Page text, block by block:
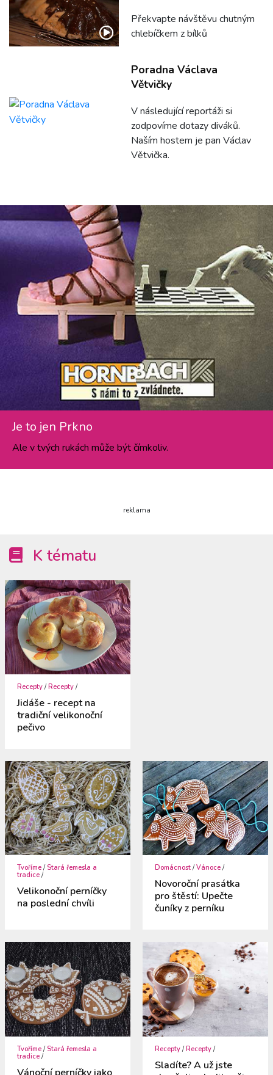
Překvapte návštěvu chutným
chlebíčkem z bílků
Poradna Václava
Větvičky
V následující reportáži si
zodpovíme dotazy diváků.
Naším hostem je pan Václav
Větvička.
Je to jen Prkno
Ale v tvých rukách může být čímkoliv.
reklama
K tématu
Recepty /Recepty /
Jidáše - recept na
tradiční velikonoční
pečivo
Tvoříme / Stará řemesla a
tradice /
Velikonoční perníčky
na poslední chvíli
Domácnost /Vánoce /
Novoroční prasátka
pro štěstí: Upečte
čuníky z perníku
Tvoříme / Stará řemesla a
tradice /
Recepty /Recepty /
Sladíte? A už jste